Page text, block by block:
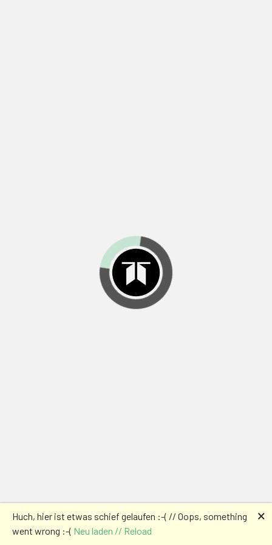
Huch, hier ist etwas schief gelaufen :-( // Oops, something
went wrong :-( Neu laden // Reload
🗙